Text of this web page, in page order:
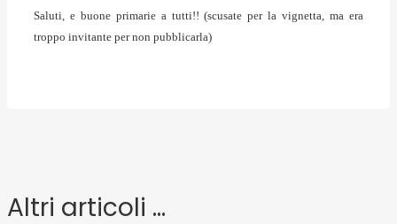
Saluti, e buone primarie a tutti!! (scusate per la vignetta, ma era
troppo invitante per non pubblicarla)
Altri articoli …